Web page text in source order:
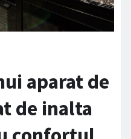
aparat de
de inalta